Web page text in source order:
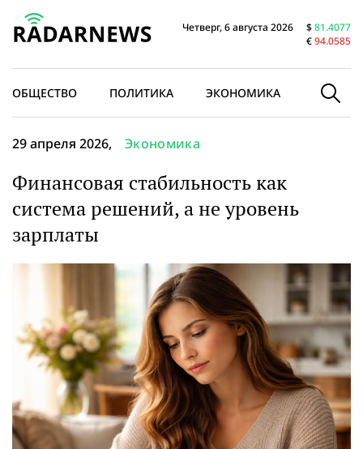
Четверг, 6 августа 2026 $81.4077
€94.0585
ОБЩЕСТВО ПОЛИТИКА ЭКОНОМИКА В МИРЕ
29 апреля 2026, Экономика
Финансовая стабильность как
система решений, а не уровень
зарплаты